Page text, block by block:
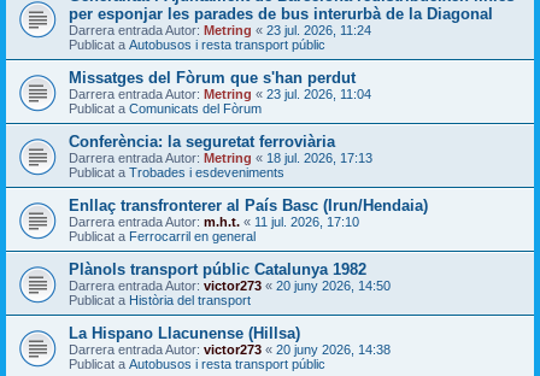
per esponjar les parades de bus interurbà de la Diagonal
Darrera entrada Autor: Metring « 23 jul. 2026, 11:24
Publicat a Autobusos i resta transport públic
Missatges del Fòrum que s'han perdut
Darrera entrada Autor: Metring « 23 jul. 2026, 11:04
Publicat a Comunicats del Fòrum
Conferència: la seguretat ferroviària
Darrera entrada Autor: Metring « 18 jul. 2026, 17:13
Publicat a Trobades i esdeveniments
Enllaç transfronterer al País Basc (Irun/Hendaia)
Darrera entrada Autor: m.h.t. « 11 jul. 2026, 17:10
Publicat a Ferrocarril en general
Plànols transport públic Catalunya 1982
Darrera entrada Autor: victor273 « 20 juny 2026, 14:50
Publicat a Història del transport
La Hispano Llacunense (Hillsa)
Darrera entrada Autor: victor273 « 20 juny 2026, 14:38
Publicat a Autobusos i resta transport públic